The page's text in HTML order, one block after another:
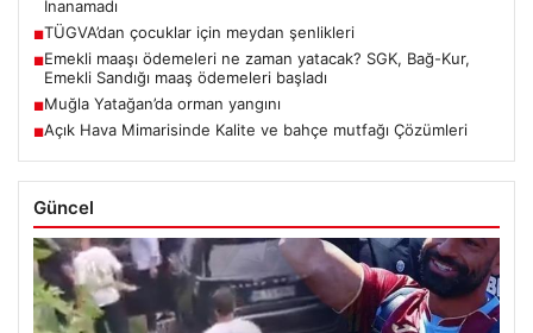
İnanamadı
■TÜGVA’dan çocuklar için meydan şenlikleri
■Emekli maaşı ödemeleri ne zaman yatacak? SGK, Bağ-Kur,
Emekli Sandığı maaş ödemeleri başladı
■Muğla Yatağan’da orman yangını
■Açık Hava Mimarisinde Kalite ve bahçe mutfağı Çözümleri
Güncel